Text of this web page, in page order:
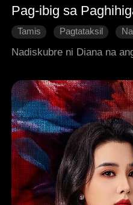
Pag-ibig sa
Tamis Pagtataksil